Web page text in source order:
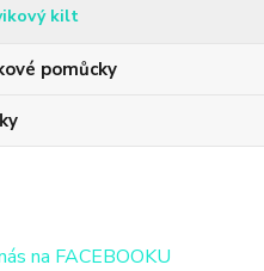
kilt
pomůcky
na FACEBOOKU